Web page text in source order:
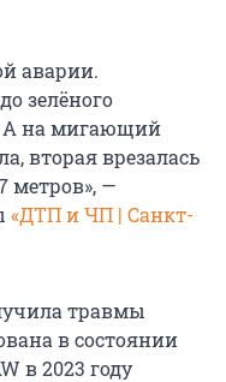
аварии.
зелёного
А на мигающий
вторая врезалась
метров», —
«ДТП и ЧП | Санкт-
травмы
в состоянии
в 2023 году